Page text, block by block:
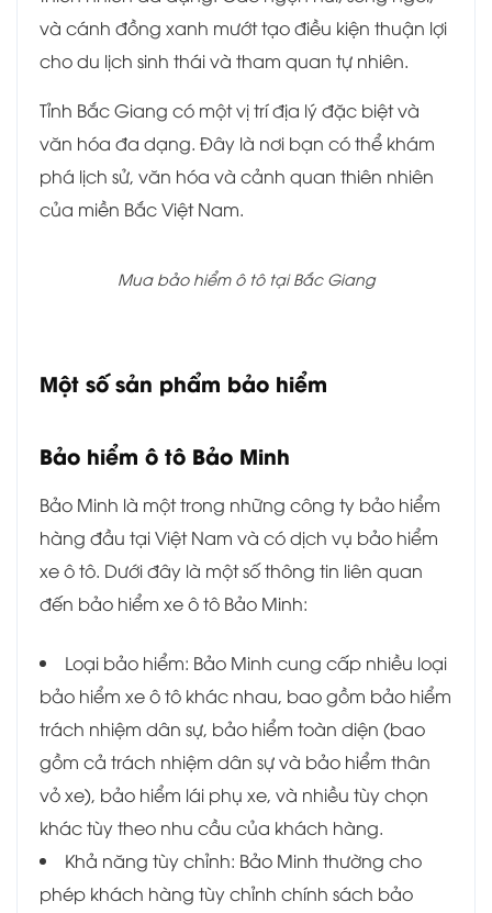
và cánh đồng xanh mướt tạo điều kiện thuận lợi
cho du lịch sinh thái và tham quan tự nhiên.
Tỉnh Bắc Giang có một vị trí địa lý đặc biệt và
văn hóa đa dạng. Đây là nơi bạn có thể khám
phá lịch sử, văn hóa và cảnh quan thiên nhiên
của miền Bắc Việt Nam.
Mua bảo hiểm ô tô tại Bắc Giang
Một số sản phẩm bảo hiểm
Bảo hiểm ô tô Bảo Minh
Bảo Minh là một trong những công ty bảo hiểm
hàng đầu tại Việt Nam và có dịch vụ bảo hiểm
xe ô tô. Dưới đây là một số thông tin liên quan
đến bảo hiểm xe ô tô Bảo Minh:
Loại bảo hiểm: Bảo Minh cung cấp nhiều loại
bảo hiểm xe ô tô khác nhau, bao gồm bảo hiểm
trách nhiệm dân sự, bảo hiểm toàn diện (bao
gồm cả trách nhiệm dân sự và bảo hiểm thân
vỏ xe), bảo hiểm lái phụ xe, và nhiều tùy chọn
khác tùy theo nhu cầu của khách hàng.
Khả năng tùy chỉnh: Bảo Minh thường cho
phép khách hàng tùy chỉnh chính sách bảo